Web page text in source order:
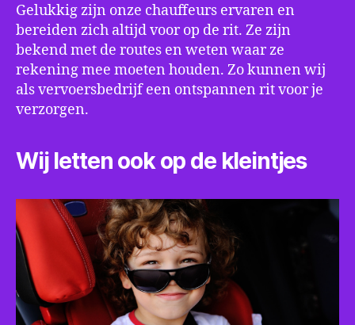
Gelukkig zijn onze chauffeurs ervaren en
bereiden zich altijd voor op de rit. Ze zijn
bekend met de routes en weten waar ze
rekening mee moeten houden. Zo kunnen wij
als vervoersbedrijf een ontspannen rit voor je
verzorgen.
Wij letten ook op de kleintjes